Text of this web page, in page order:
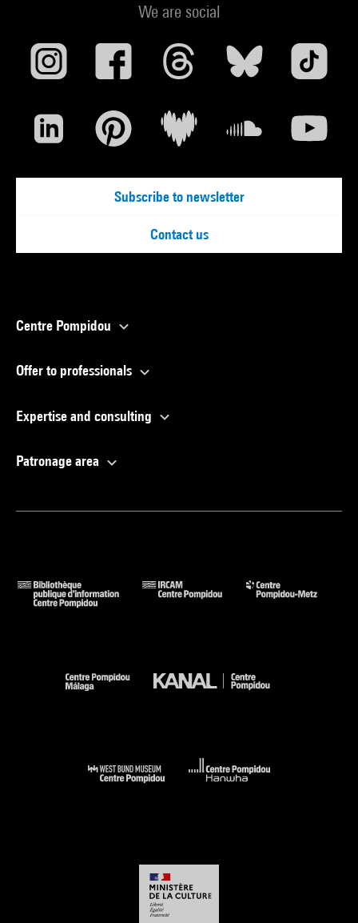
We are social
Subscribe to newsletter
Contact us
Centre Pompidou
Offer to professionals
Expertise and consulting
Patronage area